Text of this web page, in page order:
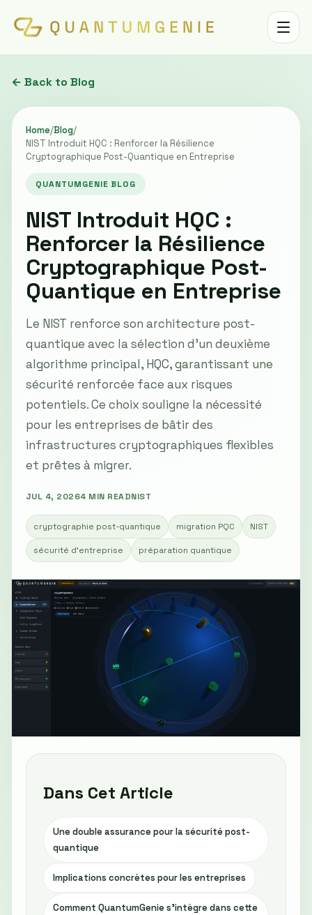
Toggle
← Back to Blog
Home/Blog/
NIST Introduit HQC : Renforcer la Résilience
Cryptographique Post-Quantique en Entreprise
QUANTUMGENIE BLOG
NIST Introduit HQC :
Renforcer la Résilience
Cryptographique Post-
Quantique en Entreprise
Le NIST renforce son architecture post-
quantique avec la sélection d'un deuxième
algorithme principal, HQC, garantissant une
sécurité renforcée face aux risques
potentiels. Ce choix souligne la nécessité
pour les entreprises de bâtir des
infrastructures cryptographiques flexibles
et prêtes à migrer.
JUL 4, 20264 MIN READNIST
cryptographie post-quantique migration PQC NIST
sécurité d'entreprise préparation quantique
Dans Cet Article
Une double assurance pour la sécurité post-
quantique
Implications concrètes pour les entreprises
Comment QuantumGenie s'intègre dans cette